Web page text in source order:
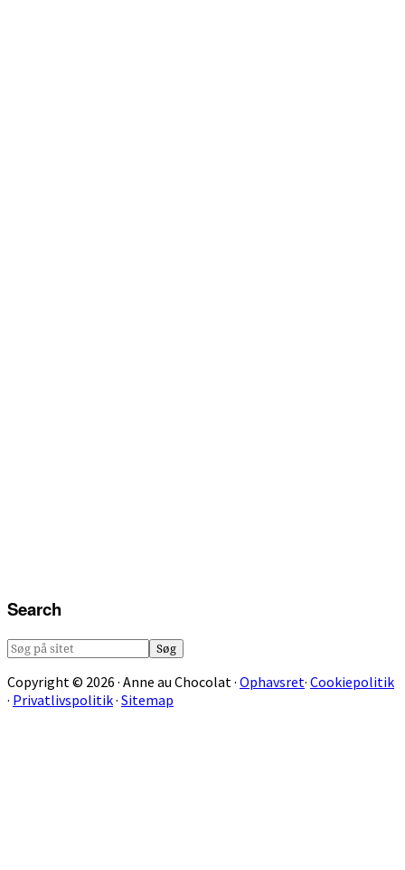
Search
Søg
sitet
Copyright © 2026 · Anne au Chocolat · Ophavsret· Cookiepolitik
· Privatlivspolitik· Sitemap